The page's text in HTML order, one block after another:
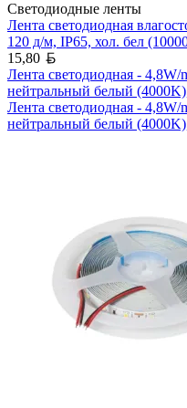
Светодиодные ленты
Лента светодиодная
120 д/м, IP65, хол. бел
15,80
Лента светодиодная -
нейтральный белый
Лента светодиодная -
нейтральный белый